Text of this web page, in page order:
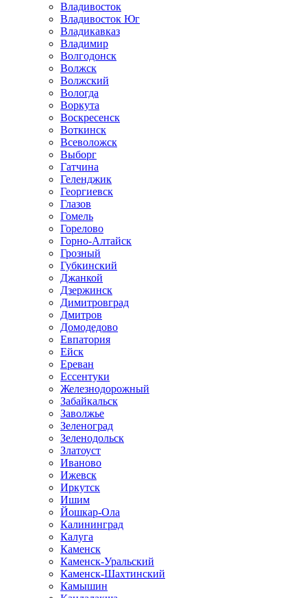
Владивосток
Владивосток Юг
Владикавказ
Владимир
Волгодонск
Волжск
Волжский
Вологда
Воркута
Воскресенск
Воткинск
Всеволожск
Выборг
Гатчина
Геленджик
Георгиевск
Глазов
Гомель
Горелово
Горно-Алтайск
Грозный
Губкинский
Джанкой
Дзержинск
Димитровград
Дмитров
Домодедово
Евпатория
Ейск
Ереван
Ессентуки
Железнодорожный
Забайкальск
Заволжье
Зеленоград
Зеленодольск
Златоуст
Иваново
Ижевск
Иркутск
Ишим
Йошкар-Ола
Калининград
Калуга
Каменск
Каменск-Уральский
Каменск-Шахтинский
Камышин